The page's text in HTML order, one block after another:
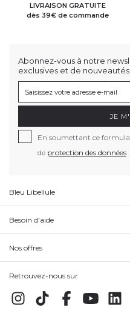
LIVRAISON GRATUITE
dès 39€ de commande
Abonnez-vous à notre
exclusives et de nouveautés
JE
En soumettant ce
de protection des données
Bleu Libellule
Besoin d'aide
Nos offres
Retrouvez-nous sur